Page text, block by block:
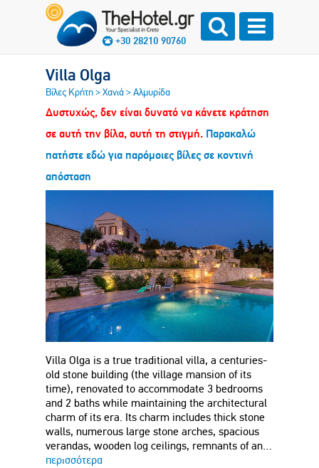
+30 28210 90760
Villa Olga
Βίλες Κρήτη>Χανιά>Αλμυρίδα
Δυστυχώς, δεν είναι δυνατό να κάνετε κράτηση
σε αυτή την βίλα, αυτή τη στιγμή. Παρακαλώ
πατήστε εδώ για παρόμοιες βίλες σε κοντινή
απόσταση
Villa Olga is a true traditional villa, a centuries-
old stone building (the village mansion of its
time), renovated to accommodate 3 bedrooms
and 2 baths while maintaining the architectural
charm of its era. Its charm includes thick stone
walls, numerous large stone arches, spacious
verandas, wooden log ceilings, remnants of an…
περισσότερα